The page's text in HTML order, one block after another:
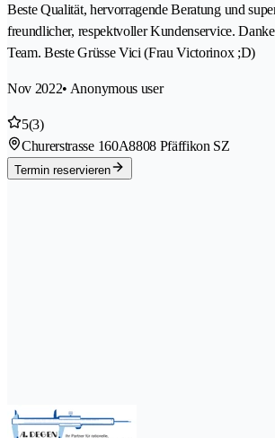
Beste Qualität, hervorragende Beratung und
freundlicher, respektvoller Kundenservice.
Team. Beste Grüsse Vici (Frau Victorinox ;D)
Nov 2022• Anonymous user
5(3)
Churerstrasse 160A8808 Pfäffikon SZ
Termin reservieren